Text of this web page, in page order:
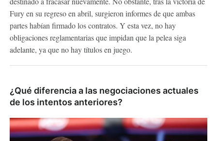
Fury en su regreso en abril, surgieron informes de que ambas
partes habían firmado los contratos. Y esta vez, no hay
obligaciones reglamentarias que impidan que la pelea siga
adelante, ya que no hay títulos en juego.
¿Qué diferencia a las negociaciones actuales
de los intentos anteriores?